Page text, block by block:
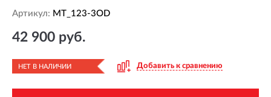
Артикул: MT_123-3OD
42 900 руб.
НЕТ В НАЛИЧИИ Добавить к сравнению